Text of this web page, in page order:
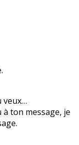
veux…
ton message, je